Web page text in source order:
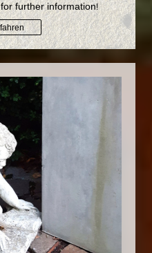
further information!